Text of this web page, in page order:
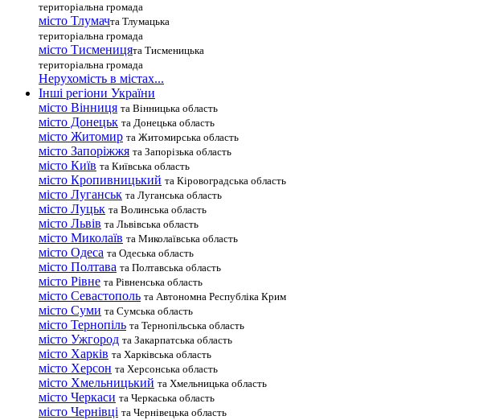
територіальна громада
місто Тлумачта Тлумацька
територіальна громада
місто Тисменицята Тисменицька
територіальна громада
Нерухомість в містах...
Інші регіони України
місто Вінниця та Вінницька область
місто Донецьк та Донецька область
місто Житомир та Житомирська область
місто Запоріжжя та Запорізька область
місто Київ та Київська область
місто Кропивницький та Кіровоградська область
місто Луганськ та Луганська область
місто Луцьк та Волинська область
місто Львів та Львівська область
місто Миколаїв та Миколаївська область
місто Одеса та Одеська область
місто Полтава та Полтавська область
місто Рівне та Рівненська область
місто Севастополь та Автономна Республіка Крим
місто Суми та Сумська область
місто Тернопіль та Тернопільська область
місто Ужгород та Закарпатська область
місто Харків та Харківська область
місто Херсон та Херсонська область
місто Хмельницький та Хмельницька область
місто Черкаси та Черкаська область
місто Чернівці та Чернівецька область